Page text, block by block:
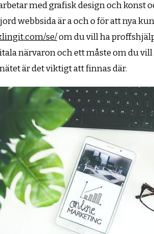
med grafisk design och konst
webbsida är a och o för att nya
se/om du vill ha
närvaron och ett måste om du
är det viktigt att finnas där.